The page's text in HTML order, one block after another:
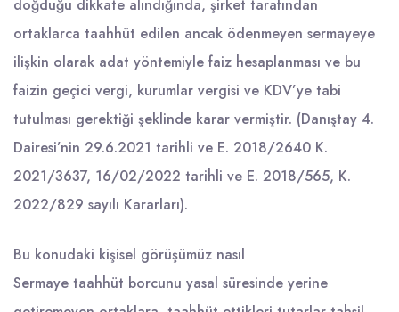
doğduğu dikkate alındığında, şirket tarafından
ortaklarca taahhüt edilen ancak ödenmeyen sermayeye
ilişkin olarak adat yöntemiyle faiz hesaplanması ve bu
faizin geçici vergi, kurumlar vergisi ve KDV’ye tabi
tutulması gerektiği şeklinde karar vermiştir. (Danıştay 4.
Dairesi’nin 29.6.2021 tarihli ve E. 2018/2640 K.
2021/3637, 16/02/2022 tarihli ve E. 2018/565, K.
2022/829 sayılı Kararları).
Bu konudaki kişisel görüşümüz nasıl
Sermaye taahhüt borcunu yasal süresinde yerine